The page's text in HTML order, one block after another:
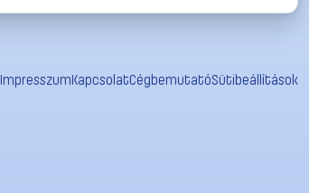
ImpresszumKapcsolatCégbemutatóSütibeállítások